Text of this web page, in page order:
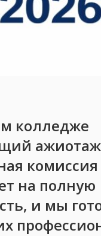
колледже
комиссия
на полную
и мы